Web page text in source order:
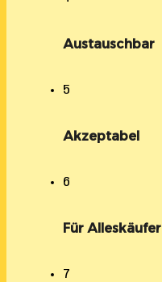
Austauschbar
5
Akzeptabel
6
Für Alleskäufer
7